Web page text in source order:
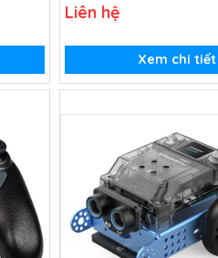
Liên hệ
Xem chi tiết